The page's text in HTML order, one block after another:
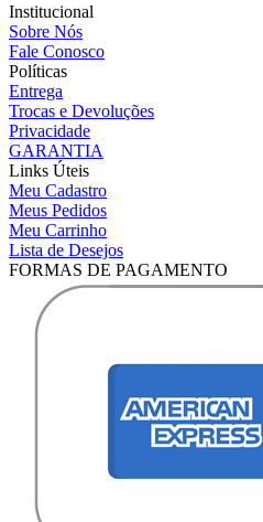
Institucional
Sobre Nós
Fale Conosco
Políticas
Entrega
Trocas e Devoluções
Privacidade
GARANTIA
Links Úteis
Meu Cadastro
Meus Pedidos
Meu Carrinho
Lista de Desejos
FORMAS DE PAGAMENTO